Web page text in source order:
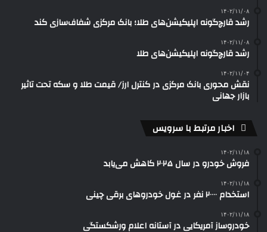
۱۴۰۲/۱۱/۰۸
رشد قارچ‌گونه اپلیکیشن‌های طلا؛ بانک مرکزی شفاف‌سازی کند
۱۴۰۲/۱۱/۰۸
رشد قارچ‌گونه اپلیکیشن‌های طلا
۱۴۰۲/۱۱/۰۴
نقش محوری بانک مرکزی در کنترل ارز/ قیمت طلا و سکه تحت تاثیر
بازار جهانی
اخبار مرتبط با سرویس
۱۴۰۲/۱۱/۱۸
فروش خودرو در سال ۲۰۲۵ کاهش می‌یابد
۱۴۰۲/۱۱/۱۸
استخدام ۲۰۰۰۰ نفر در غول خودروهای برقی چینی
۱۴۰۲/۱۱/۱۸
خودروساز آمریکایی در آستانه اعلام ورشکستگی